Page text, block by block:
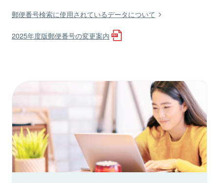
郵便番号検索に使用されているデータについて
2025年度版郵便番号の変更案内